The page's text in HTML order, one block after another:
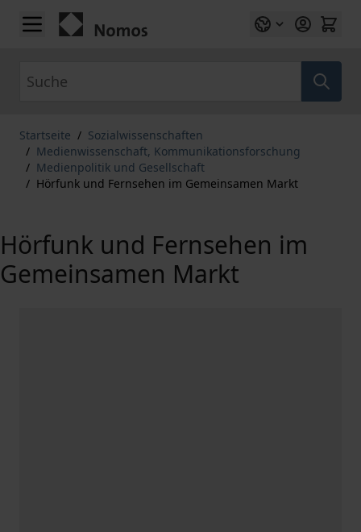
Zum Inhalt springen
Startseite / Sozialwissenschaften
/ Medienwissenschaft, Kommunikationsforschung
/ Medienpolitik und Gesellschaft
/ Hörfunk und Fernsehen im Gemeinsamen Markt
Hörfunk und Fernsehen im
Gemeinsamen Markt